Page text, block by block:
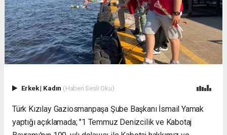
Erkek| Kadın (Haberi Sesli Oku)
Türk Kızılay Gaziosmanpaşa Şube Başkanı İsmail Yamak
yaptığı açıklamada; "1 Temmuz Denizcilik ve Kabotaj